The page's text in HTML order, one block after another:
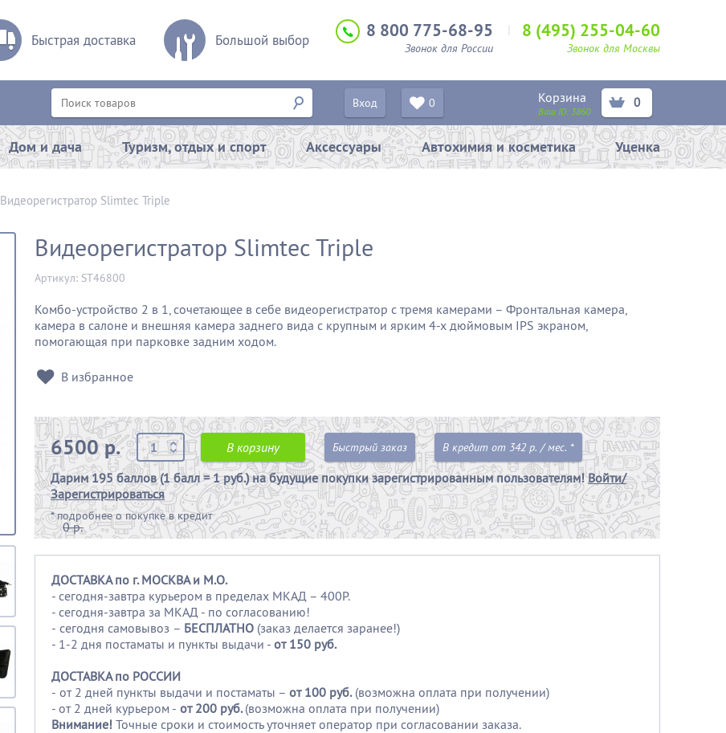
Быстрая доставка Большой выбор 8 800 775-68-95
Звонок для России
8 (495) 255-04-60
Звонок для Москвы
Вход 0 Корзина
Ваш ID: 3860
0
Дом и дача Туризм, отдых и спорт Аксессуары Автохимия и косметика Уценка
Видеорегистратор Slimtec Triple
Видеорегистратор Slimtec Triple
Артикул: ST46800
Комбо-устройство 2 в 1, сочетающее в себе видеорегистратор с тремя камерами – Фронтальная камера,
камера в салоне и внешняя камера заднего вида с крупным и ярким 4-х дюймовым IPS экраном,
помогающая при парковке задним ходом.
В избранное
6500 р.
0 р.
В корзину Быстрый заказ В кредит от 342 р. / мес. *
Дарим195 баллов (1 балл = 1 руб.)на будущие покупки зарегистрированным пользователям!Войти/
Зарегистрироваться
*подробнее о покупке в кредит
ДОСТАВКА по г. МОСКВА и М.О.
- сегодня-завтра курьером в пределах МКАД – 400Р.
- сегодня-завтра за МКАД - по согласованию!
- сегодня самовывоз – БЕСПЛАТНО (заказ делается заранее!)
- 1-2 дня постаматы и пункты выдачи -от 150 руб.
ДОСТАВКА по РОССИИ
- от 2 дней пункты выдачи и постаматы –от 100 руб. (возможна оплата при получении)
- от 2 дней курьером -от 200 руб.(возможна оплата при получении)
Внимание!Точные сроки и стоимость уточняет оператор при согласовании заказа.